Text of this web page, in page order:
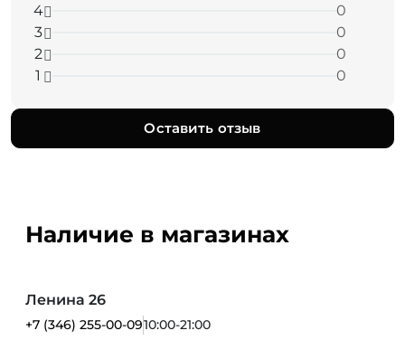
4
0
3
0
2
0
1
0
Оставить отзыв
Наличие в магазинах
Ленина 26
+7 (346) 255-00-0910:00-21:00